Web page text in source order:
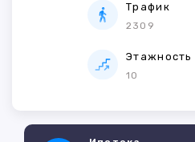
Трафик
2309
Этажность
10